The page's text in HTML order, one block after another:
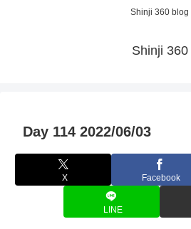
Shinji 360 blog
Shinji 360
Day 114 2022/06/03
X Facebook
LINE